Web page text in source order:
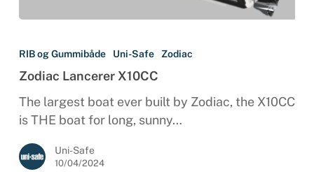
X10CC
RIB og Gummibåde Uni-Safe Zodiac
Zodiac Lancerer X10CC
The largest boat ever built by Zodiac, the X10CC
is THE boat for long, sunny…
Uni-Safe
10/04/2024